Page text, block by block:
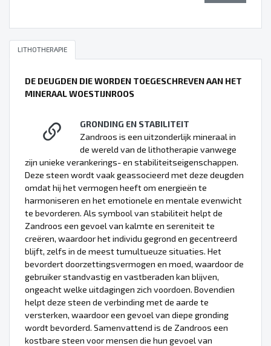
LITHOTHERAPIE
DE DEUGDEN DIE WORDEN TOEGESCHREVEN AAN HET
MINERAAL WOESTIJNROOS
GRONDING EN STABILITEIT
Zandroos is een uitzonderlijk mineraal in
de wereld van de lithotherapie vanwege
zijn unieke verankerings- en stabiliteitseigenschappen.
Deze steen wordt vaak geassocieerd met deze deugden
omdat hij het vermogen heeft om energieën te
harmoniseren en het emotionele en mentale evenwicht
te bevorderen. Als symbool van stabiliteit helpt de
Zandroos een gevoel van kalmte en sereniteit te
creëren, waardoor het individu gegrond en gecentreerd
blijft, zelfs in de meest tumultueuze situaties. Het
bevordert doorzettingsvermogen en moed, waardoor de
gebruiker standvastig en vastberaden kan blijven,
ongeacht welke uitdagingen zich voordoen. Bovendien
helpt deze steen de verbinding met de aarde te
versterken, waardoor een gevoel van diepe gronding
wordt bevorderd. Samenvattend is de Zandroos een
kostbare steen voor mensen die hun gevoel van